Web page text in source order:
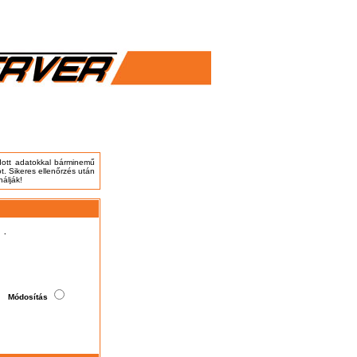
adatokkal bárminemű
Sikeres ellenőrzés után
Módosítás